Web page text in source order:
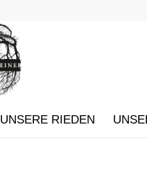
UNSERE RIEDEN